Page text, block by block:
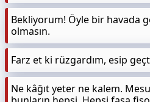
Bekliyorum! Öyle bir havada
olmasın.
Farz et ki rüzgardım, esip
Ne kâğıt yeter ne kalem.